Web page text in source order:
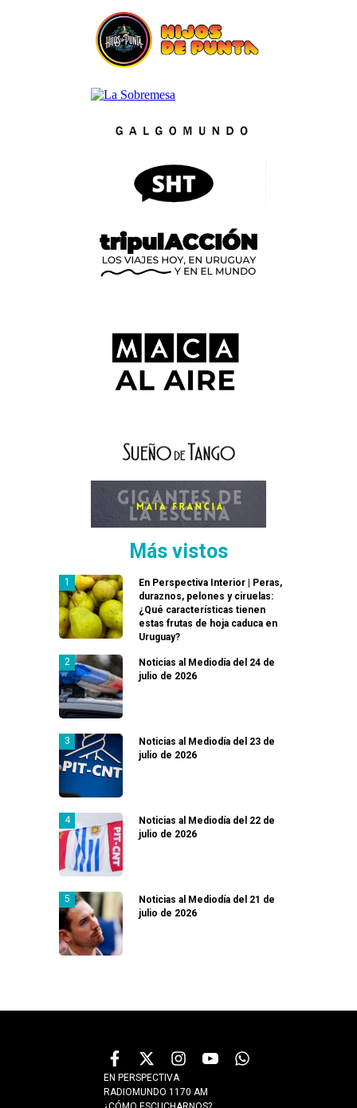
Más vistos
En Perspectiva Interior | Peras,
duraznos, pelones y ciruelas:
¿Qué características tienen
estas frutas de hoja caduca en
Uruguay?
Noticias al Mediodía del 24 de
julio de 2026
Noticias al Mediodía del 23 de
julio de 2026
Noticias al Mediodía del 22 de
julio de 2026
Noticias al Mediodía del 21 de
julio de 2026
EN PERSPECTIVA
RADIOMUNDO 1170 AM